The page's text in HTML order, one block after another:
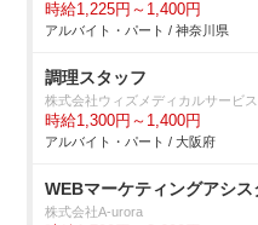
時給1,225円～1,400円
アルバイト・パート / 神奈川県
調理スタッフ
株式会社ウィズメディカルサービス
時給1,300円～1,400円
アルバイト・パート / 大阪府
WEBマーケティングアシス
株式会社A-urora